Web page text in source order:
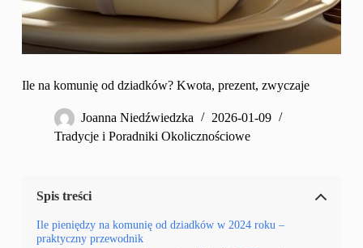
Ile na komunię od dziadków? Kwota, prezent, zwyczaje
Joanna Niedźwiedzka
2026-01-09
Tradycje i Poradniki Okolicznościowe
Spis treści
Ile pieniędzy na komunię od dziadków w 2024 roku –
praktyczny przewodnik